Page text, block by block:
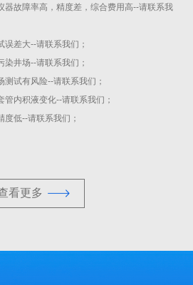
器故障率高，精度差，综合费用高--请联系我
差大--请联系我们；
染井场--请联系我们；
测试有风险--请联系我们；
管内积液变化--请联系我们；
度低--请联系我们；
看更多